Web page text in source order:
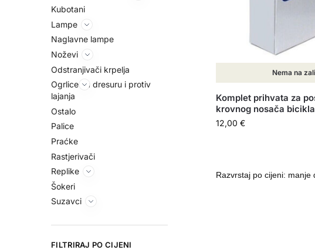
Nema na
Komplet prihvata za
krovnog nosača bicikla
12,00 €
Kubotani
Lampe
Naglavne lampe
Noževi
Odstranjivači krpelja
Ogrlice za dresuru i protiv
lajanja
Ostalo
Palice
Praćke
Rastjerivači
Replike
Šokeri
Suzavci
FILTRIRAJ PO CIJENI